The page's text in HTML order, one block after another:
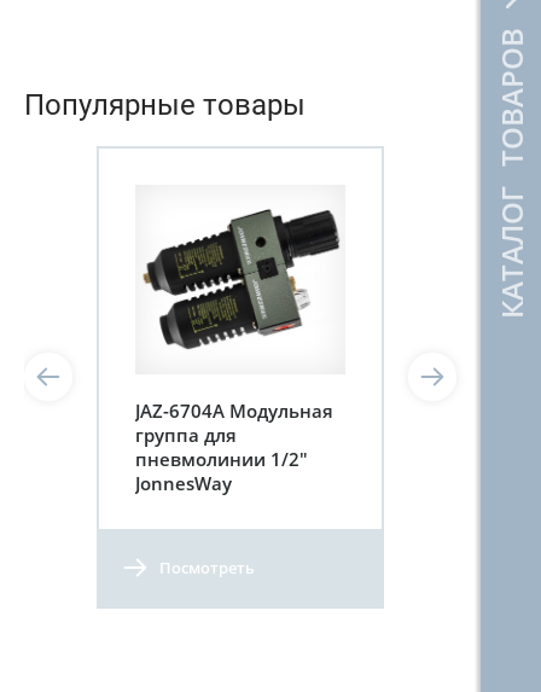
КАТАЛОГ ТОВАРОВ
Популярные товары
JAZ-6704A Модульная
группа для
пневмолинии 1/2"
JonnesWay
Посмотреть